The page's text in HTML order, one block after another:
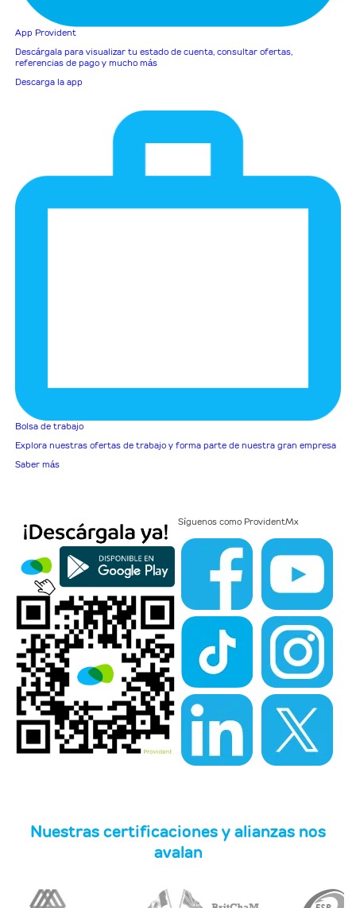
App Provident
Descárgala para visualizar tu estado de cuenta, consultar ofertas,
referencias de pago y mucho más
Descarga la app
Bolsa de trabajo
Explora nuestras ofertas de trabajo y forma parte de nuestra gran empresa
Saber más
Síguenos como ProvidentMx
Nuestras certificaciones y alianzas nos
avalan